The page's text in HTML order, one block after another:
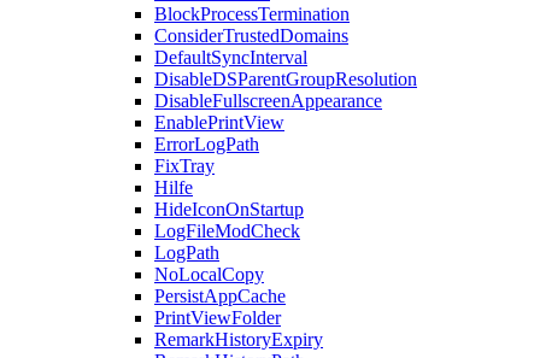
BlockProcessTermination
ConsiderTrustedDomains
DefaultSyncInterval
DisableDSParentGroupResolution
DisableFullscreenAppearance
EnablePrintView
ErrorLogPath
FixTray
Hilfe
HideIconOnStartup
LogFileModCheck
LogPath
NoLocalCopy
PersistAppCache
PrintViewFolder
RemarkHistoryExpiry